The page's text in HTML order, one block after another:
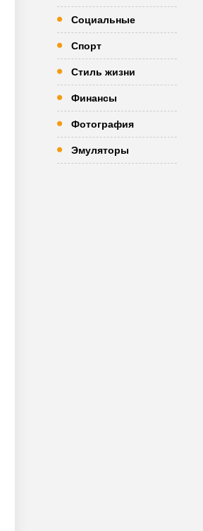
Социальные
Спорт
Стиль жизни
Финансы
Фотография
Эмуляторы